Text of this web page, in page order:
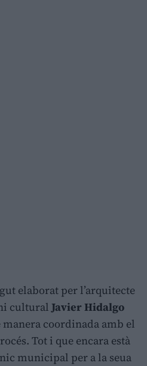
elaborat per l’arquitecte
cultural Javier Hidalgo
coordinada amb el
Tot i que encara està
municipal per a la seua